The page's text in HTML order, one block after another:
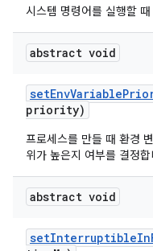
시스템 명령어를 실행할
abstract void
setEnvVariable
priority)
프로세스를 만들 때 환경
위가 높은지 여부를 결정합
abstract void
setInterruptibleIn